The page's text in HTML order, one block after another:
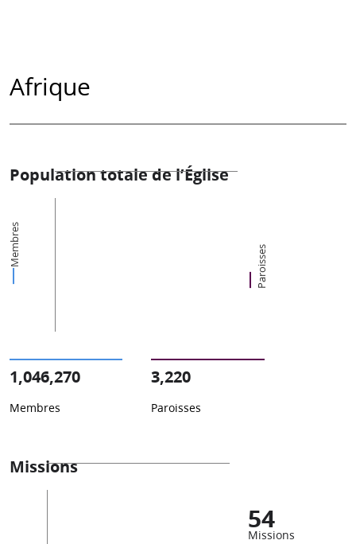
Afrique
Population totale de l’Église
Membres Paroisses
1,046,270
Membres
3,220
Paroisses
Missions
54
Missions